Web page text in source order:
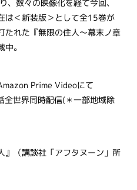
、数々の映像化を経て今回、
は＜新装版＞として全15巻が
たれた『無限の住人～幕末ノ章
。
Prime Videoにて
世界同時配信(＊一部地域除
（講談社「アフタヌーン」所